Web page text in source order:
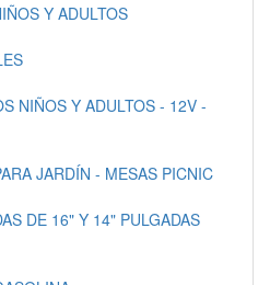
Y ADULTOS
NIÑOS Y ADULTOS - 12V -
JARDÍN - MESAS PICNIC
DE 16" Y 14" PULGADAS